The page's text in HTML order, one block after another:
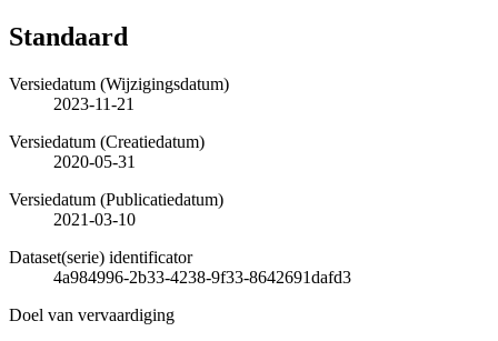
Standaard
Versiedatum (Wijzigingsdatum)
2023-11-21
Versiedatum (Creatiedatum)
2020-05-31
Versiedatum (Publicatiedatum)
2021-03-10
Dataset(serie) identificator
4a984996-2b33-4238-9f33-8642691dafd3
Doel van vervaardiging